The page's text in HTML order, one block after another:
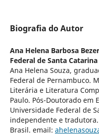
Biografia do Autor
Ana Helena Barbosa
Federal de Santa Catarina
Ana Helena Souza,
Federal de Pernambuco.
Literária e Literatura
Paulo. Pós-Doutorado em
Universidade Federal de
independente e
Brasil. email: